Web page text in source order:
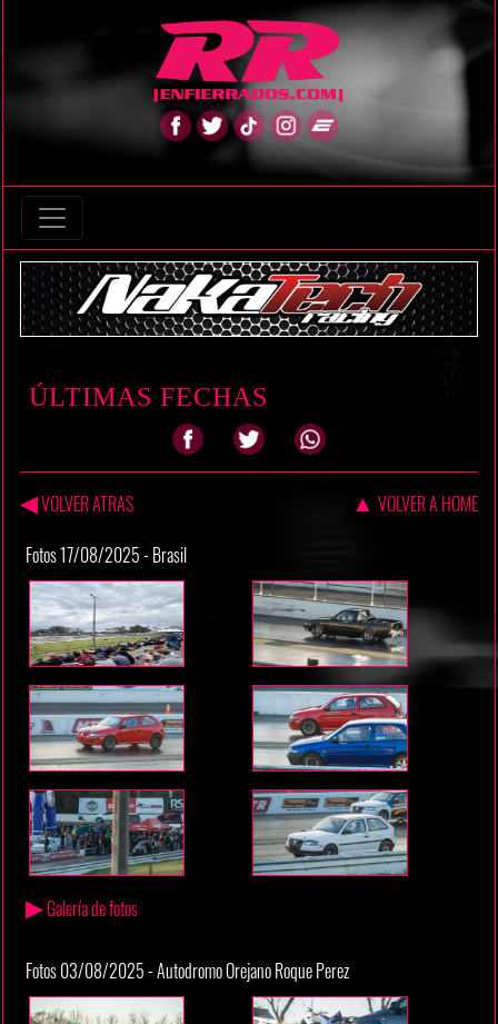
ÚLTIMAS FECHAS
◀VOLVER ATRAS ▲ VOLVER A HOME
Fotos 17/08/2025 - Brasil
▶Galería de fotos
Fotos 03/08/2025 - Autodromo Orejano Roque Perez